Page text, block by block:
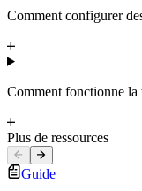
Comment configurer
Comment fonctionne
Plus de ressources
Guide